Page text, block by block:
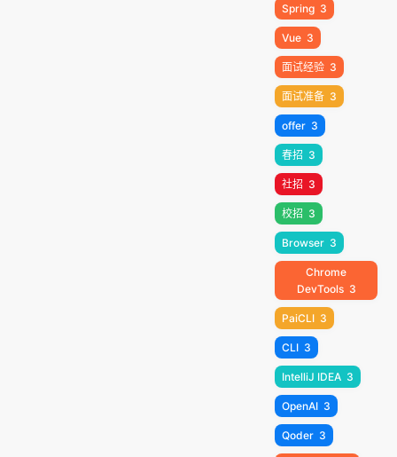
Spring 3
Vue 3
面试经验 3
面试准备 3
offer 3
春招 3
社招 3
校招 3
Browser 3
Chrome
DevTools 3
PaiCLI 3
CLI 3
IntelliJ IDEA 3
OpenAI 3
Qoder 3